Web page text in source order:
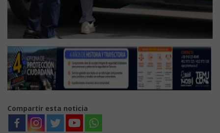
Compartir esta noticia